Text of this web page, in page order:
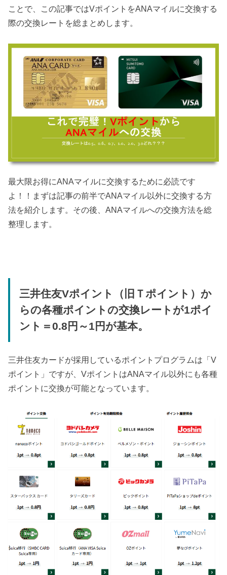
ことで、この記事ではVポイントをANAマイルに交換する
際の交換レートを総まとめします。
最大限お得にANAマイルに交換するために必読です
よ！！まずは記事の前半でANAマイル以外に交換する方
法を紹介します。その後、ANAマイルへの交換方法を総
整理します。
三井住友Vポイント（旧Ｔポイント）か
らの各種ポイントの交換レートが1ポイ
ント＝0.8円～1円が基本。
三井住友カードが採用しているポイントプログラムは「V
ポイント」ですが、VポイントはANAマイル以外にも各種
ポイントに交換が可能となっています。